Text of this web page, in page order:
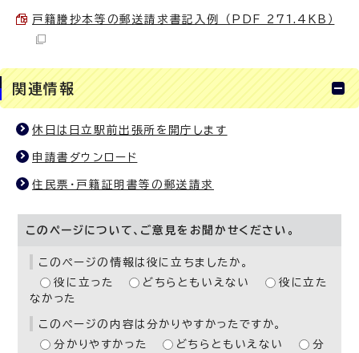
戸籍謄抄本等の郵送請求書記入例 （PDF 271.4KB）
関連情報
休日は日立駅前出張所を開庁します
申請書ダウンロード
住民票・戸籍証明書等の郵送請求
このページについて、ご意見をお聞かせください。
このページの情報は役に立ちましたか。
役に立った
どちらともいえない
役に立た
なかった
このページの内容は分かりやすかったですか。
分かりやすかった
どちらともいえない 分